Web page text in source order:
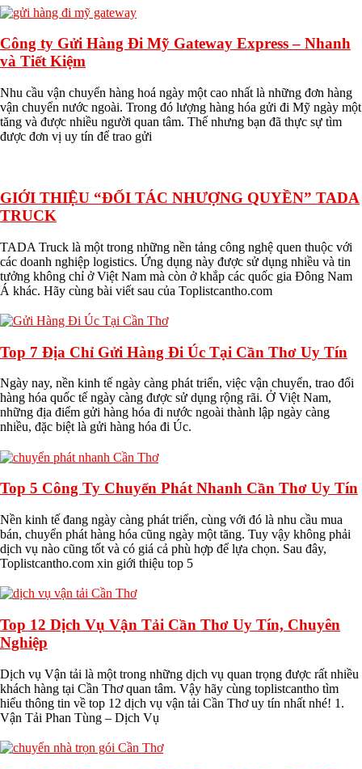
Công ty Gửi Hàng Đi Mỹ Gateway Express – Nhanh
và Tiết Kiệm
Nhu cầu vận chuyển hàng hoá ngày một cao nhất là những đơn hàng
vận chuyển nước ngoài. Trong đó lượng hàng hóa gửi đi Mỹ ngày một
tăng và được nhiều người quan tâm. Thế nhưng bạn đã thực sự tìm
được đơn vị uy tín để trao gửi
GIỚI THIỆU “ĐỐI TÁC NHƯỢNG QUYỀN” TADA
TRUCK
TADA Truck là một trong những nền tảng công nghệ quen thuộc với
các doanh nghiệp logistics. Ứng dụng này được sử dụng nhiều và tin
tưởng không chỉ ở Việt Nam mà còn ở khắp các quốc gia Đông Nam
Á khác. Hãy cùng bài viết sau của Toplistcantho.com
Top 7 Địa Chỉ Gửi Hàng Đi Úc Tại Cần Thơ Uy Tín
Ngày nay, nền kinh tế ngày càng phát triển, việc vận chuyển, trao đổi
hàng hóa quốc tế ngày càng được sử dụng rộng rãi. Ở Việt Nam,
những địa điểm gửi hàng hóa đi nước ngoài thành lập ngày càng
nhiều, đặc biệt là gửi hàng hóa đi Úc.
Top 5 Công Ty Chuyển Phát Nhanh Cần Thơ Uy Tín
Nền kinh tế đang ngày càng phát triển, cùng với đó là nhu cầu mua
bán, chuyển phát hàng hóa cũng ngày một tăng. Tuy vậy không phải
dịch vụ nào cũng tốt và có giá cả phù hợp để lựa chọn. Sau đây,
Toplistcantho.com xin giới thiệu top 5
Top 12 Dịch Vụ Vận Tải Cần Thơ Uy Tín, Chuyên
Nghiệp
Dịch vụ Vận tải là một trong những dịch vụ quan trọng được rất nhiều
khách hàng tại Cần Thơ quan tâm. Vậy hãy cùng toplistcantho tìm
hiểu thông tin về top 12 dịch vụ vận tải Cần Thơ uy tín nhất nhé! 1.
Vận Tải Phan Tùng – Dịch Vụ